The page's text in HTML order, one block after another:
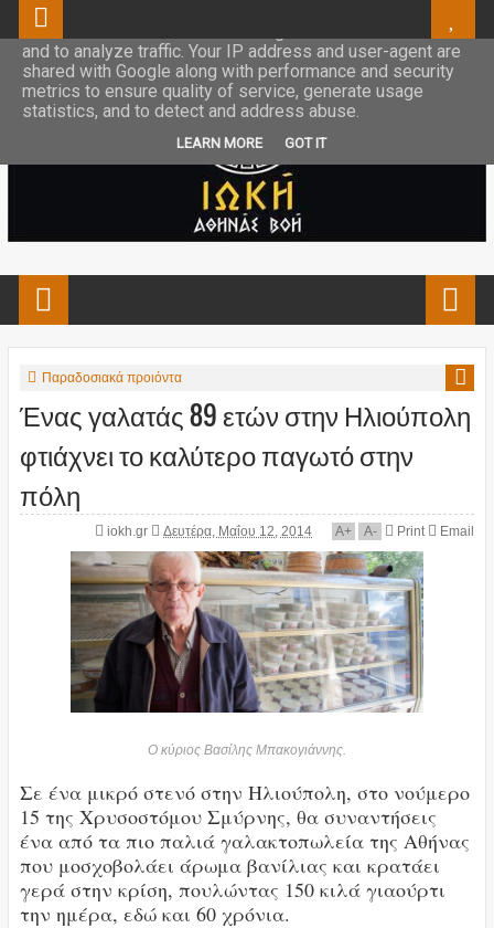
Παραδοσιακά προιόντα
Ένας γαλατάς 89 ετών στην Ηλιούπολη
φτιάχνει το καλύτερο παγωτό στην
πόλη
iokh.gr Δευτέρα, Μαΐου 12, 2014 A+ A- Print Email
Ο κύριος Βασίλης Μπακογιάννης.
Σε ένα μικρό στενό στην Ηλιούπολη, στο νούμερο
15 της Χρυσοστόμου Σμύρνης, θα συναντήσεις
ένα από τα πιο παλιά γαλακτοπωλεία της Αθήνας
που μοσχοβολάει άρωμα βανίλιας και κρατάει
γερά στην κρίση, πουλώντας 150 κιλά γιαούρτι
την ημέρα, εδώ και 60 χρόνια.
This site uses cookies from Google to deliver its services
and to analyze traffic. Your IP address and user-agent are
shared with Google along with performance and security
metrics to ensure quality of service, generate usage
statistics, and to detect and address abuse.
LEARN MORE GOT IT